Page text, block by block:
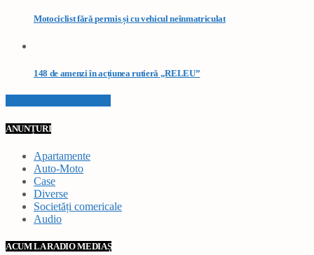
Motociclist fără permis și cu vehicul neînmatriculat
148 de amenzi în acțiunea rutieră „RELEU”
ANUNȚURI
Apartamente
Auto-Moto
Case
Diverse
Societăți comericale
Audio
ACUM LA RADIO MEDIAȘ